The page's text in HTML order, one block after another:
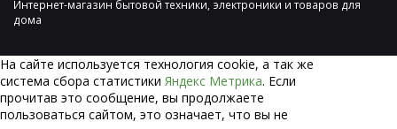
Интернет-магазин бытовой техники, электроники и товаров для
дома
На сайте используется технология сookie, а так же
система сбора статистики Яндекс Метрика. Если
прочитав это сообщение, вы продолжаете
пользоваться сайтом, это означает, что вы не